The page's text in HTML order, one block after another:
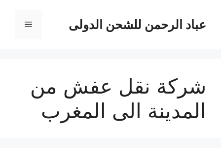
المحتوىعباد الرحمن للشحن الدولى القائمة
شركة نقل عفش من
المدينة الى المغرب